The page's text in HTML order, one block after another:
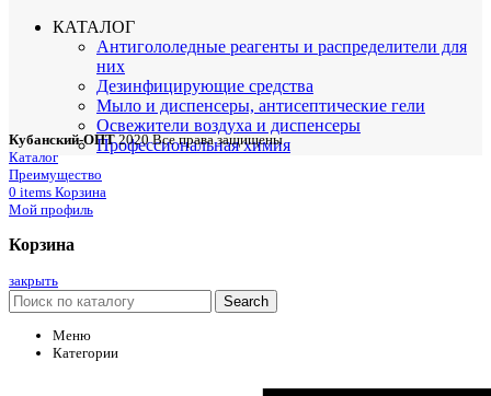
КАТАЛОГ
Антигололедные реагенты и распределители для
них
Дезинфицирующие средства
Мыло и диспенсеры, антисептические гели
Освежители воздуха и диспенсеры
Профессиональная химия
Кубанский-ОПТ 2020 Все права защищены
Каталог
Преимущество
0 items Корзина
Мой профиль
Корзина
закрыть
Search
Меню
Категории